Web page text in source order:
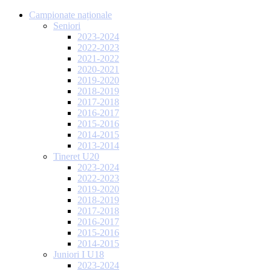
Campionate naționale
Seniori
2023-2024
2022-2023
2021-2022
2020-2021
2019-2020
2018-2019
2017-2018
2016-2017
2015-2016
2014-2015
2013-2014
Tineret U20
2023-2024
2022-2023
2019-2020
2018-2019
2017-2018
2016-2017
2015-2016
2014-2015
Juniori I U18
2023-2024